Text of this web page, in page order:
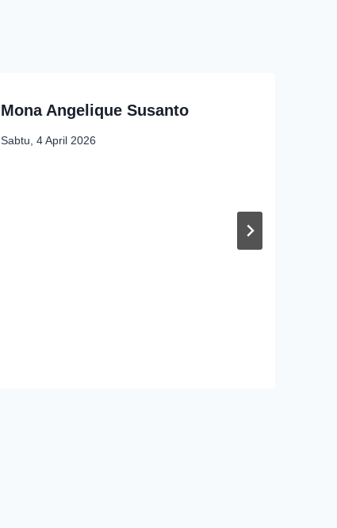
Mona Angelique Susanto
Sabtu, 4 April 2026